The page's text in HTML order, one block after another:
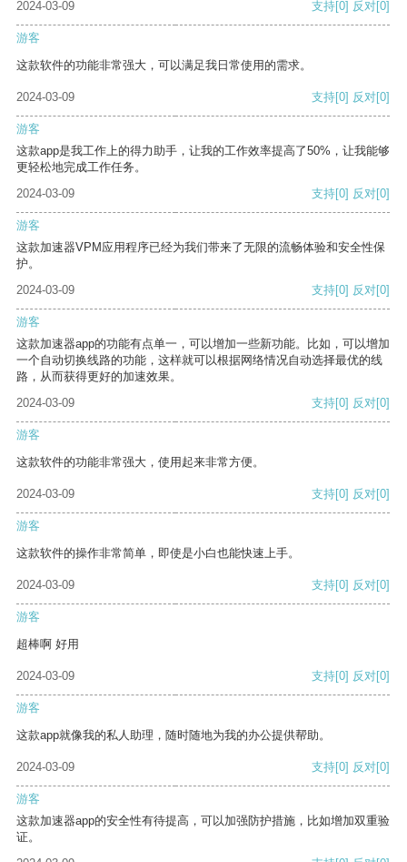
2024-03-09 支持[0] 反对[0]
游客
这款软件的功能非常强大，可以满足我日常使用的需求。
2024-03-09 支持[0] 反对[0]
游客
这款app是我工作上的得力助手，让我的工作效率提高了50%，让我能够
更轻松地完成工作任务。
2024-03-09
支持[0] 反对[0]
游客
这款加速器VPM应用程序已经为我们带来了无限的流畅体验和安全性保
护。
2024-03-09
支持[0] 反对[0]
游客
这款加速器app的功能有点单一，可以增加一些新功能。比如，可以增加
一个自动切换线路的功能，这样就可以根据网络情况自动选择最优的线
路，从而获得更好的加速效果。
2024-03-09
支持[0] 反对[0]
游客
这款软件的功能非常强大，使用起来非常方便。
2024-03-09 支持[0] 反对[0]
游客
这款软件的操作非常简单，即使是小白也能快速上手。
2024-03-09 支持[0] 反对[0]
游客
超棒啊 好用
2024-03-09 支持[0] 反对[0]
游客
这款app就像我的私人助理，随时随地为我的办公提供帮助。
2024-03-09 支持[0] 反对[0]
游客
这款加速器app的安全性有待提高，可以加强防护措施，比如增加双重验
证。